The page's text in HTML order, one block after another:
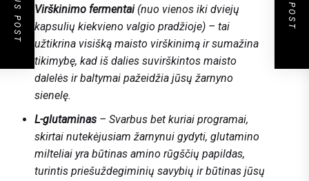
Virškinimo fermentai(nuo vienos iki dviejų
kapsulių kiekvieno valgio pradžioje) – tai
užtikrina visišką maisto virškinimą ir sumažina
tikimybę, kad iš dalies suvirškintos maisto
dalelės ir baltymai pažeidžia jūsų žarnyno
sienelę.
L-glutaminas – Svarbus bet kuriai programai,
skirtai nutekėjusiam žarnynui gydyti, glutamino
milteliai yra būtinas amino rūgščių papildas,
turintis priešuždegiminių savybių ir būtinas jūsų